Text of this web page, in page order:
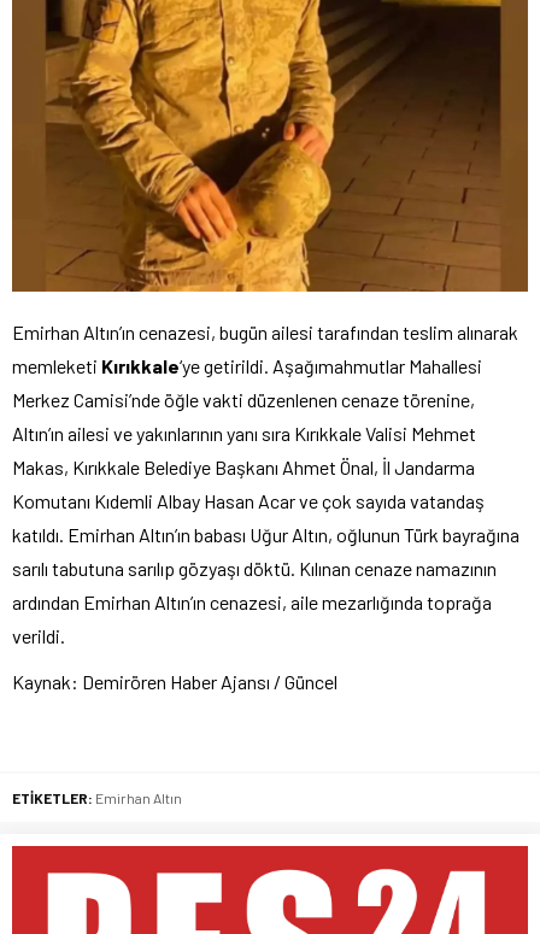
Emirhan Altın’ın cenazesi, bugün ailesi tarafından teslim alınarak
memleketi Kırıkkale‘ye getirildi. Aşağımahmutlar Mahallesi
Merkez Camisi’nde öğle vakti düzenlenen cenaze törenine,
Altın’ın ailesi ve yakınlarının yanı sıra Kırıkkale Valisi Mehmet
Makas, Kırıkkale Belediye Başkanı Ahmet Önal, İl Jandarma
Komutanı Kıdemli Albay Hasan Acar ve çok sayıda vatandaş
katıldı. Emirhan Altın’ın babası Uğur Altın, oğlunun Türk bayrağına
sarılı tabutuna sarılıp gözyaşı döktü. Kılınan cenaze namazının
ardından Emirhan Altın’ın cenazesi, aile mezarlığında toprağa
verildi.
Kaynak: Demirören Haber Ajansı / Güncel
ETİKETLER: Emirhan Altın